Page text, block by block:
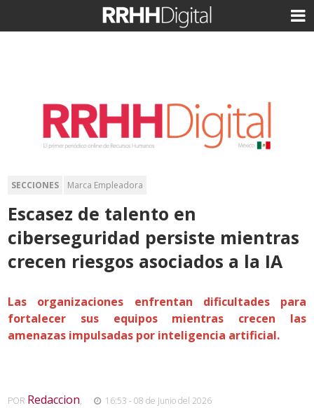
SECCIONES Marca Empleadora
Escasez de talento en
ciberseguridad persiste mientras
crecen riesgos asociados a la IA
Las organizaciones enfrentan dificultades para
fortalecer sus equipos mientras crecen las
amenazas impulsadas por inteligencia artificial.
POR Redaccion, 16:53 - 08 de Junio del 2026